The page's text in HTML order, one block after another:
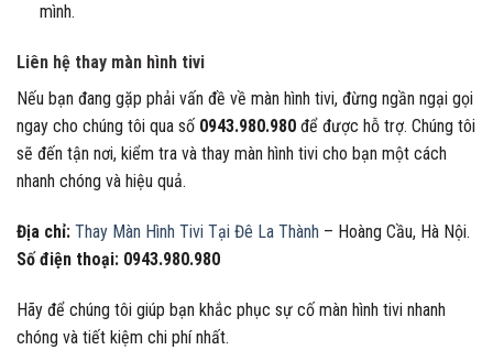
mình.
Liên hệ thay màn hình tivi
Nếu bạn đang gặp phải vấn đề về màn hình tivi, đừng ngần ngại gọi
ngay cho chúng tôi qua số 0943.980.980 để được hỗ trợ. Chúng tôi
sẽ đến tận nơi, kiểm tra và thay màn hình tivi cho bạn một cách
nhanh chóng và hiệu quả.
Địa chỉ: Thay Màn Hình Tivi Tại Đê La Thành – Hoàng Cầu, Hà Nội.
Số điện thoại: 0943.980.980
Hãy để chúng tôi giúp bạn khắc phục sự cố màn hình tivi nhanh
chóng và tiết kiệm chi phí nhất.